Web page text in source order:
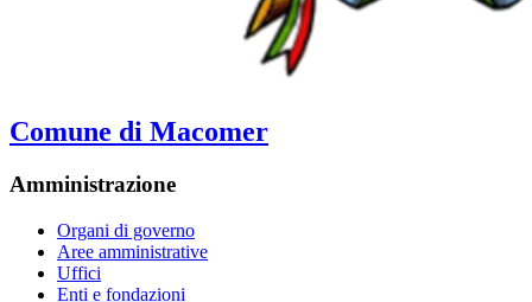
Comune di Macomer
Amministrazione
Organi di governo
Aree amministrative
Uffici
Enti e fondazioni